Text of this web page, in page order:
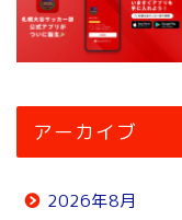
アーカイブ
2026年8月